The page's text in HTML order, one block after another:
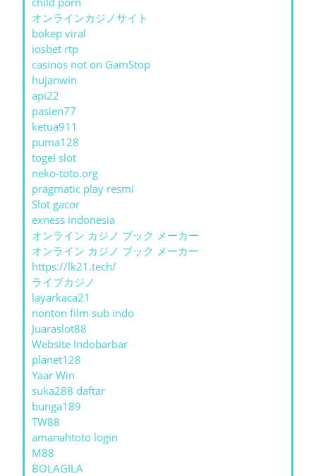
オンラインカジノサイト
bokep viral
iosbet rtp
casinos not on GamStop
hujanwin
api22
pasien77
ketua911
puma128
togel slot
neko-toto.org
pragmatic play resmi
Slot gacor
exness indonesia
オンライン カジノ ブック メーカー
オンライン カジノ ブック メーカー
https://lk21.tech/
ライブカジノ
layarkaca21
nonton film sub indo
Juaraslot88
Website Indobarbar
planet128
Yaar Win
suka288 daftar
bunga189
TW88
amanahtoto login
M88
BOLAGILA